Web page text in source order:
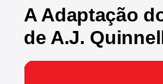
A Adaptação
de A.J.